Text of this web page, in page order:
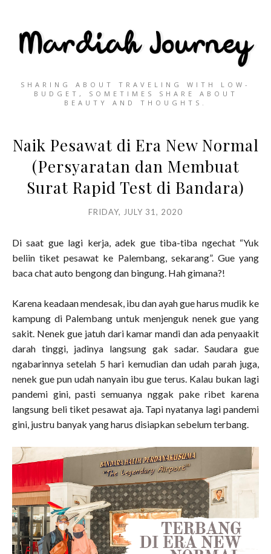
SHARING ABOUT TRAVELING WITH LOW-
BUDGET, SOMETIMES SHARE ABOUT
BEAUTY AND THOUGHTS.
Naik Pesawat di Era New Normal
(Persyaratan dan Membuat
Surat Rapid Test di Bandara)
FRIDAY, JULY 31, 2020
Di saat gue lagi kerja, adek gue tiba-tiba ngechat “Yuk
beliin tiket pesawat ke Palembang, sekarang”. Gue yang
baca chat auto bengong dan bingung. Hah gimana?!
Karena keadaan mendesak, ibu dan ayah gue harus mudik ke
kampung di Palembang untuk menjenguk nenek gue yang
sakit. Nenek gue jatuh dari kamar mandi dan ada penyaakit
darah tinggi, jadinya langsung gak sadar. Saudara gue
ngabarinnya setelah 5 hari kemudian dan udah parah juga,
nenek gue pun udah nanyain ibu gue terus. Kalau bukan lagi
pandemi gini, pasti semuanya nggak pake ribet karena
langsung beli tiket pesawat aja. Tapi nyatanya lagi pandemi
gini, justru banyak yang harus disiapkan sebelum terbang.